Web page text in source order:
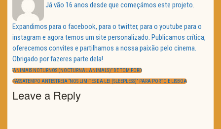
Já vão 16 anos desde que começámos este projeto.
Expandimos para o facebook, para o twitter, para o youtube para o
instagram e agora temos um site personalizado. Publicamos crítica,
oferecemos convites e partilhamos a nossa paixão pelo cinema.
Obrigado por fazeres parte dela!
Navegação
de
artigos
PREVIOUS
“ANIMAIS NOTURNOS (NOCTURNAL ANIMALS)” DE TOM FORD
NEXT
PASSATEMPO ANTESTREIA “NOS LIMITES DA LEI (SLEEPLESS)” PARA PORTO E LISBOA
Leave a Reply